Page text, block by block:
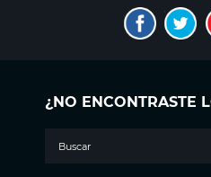
¿NO ENCONTRASTE